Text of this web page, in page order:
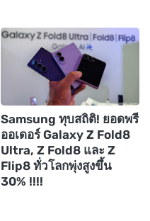
Samsung ทุบสถิติ! ยอดพรี
ออเดอร์ Galaxy Z Fold8
Ultra, Z Fold8 และ Z
Flip8 ทั่วโลกพุ่งสูงขึ้น
30% !!!!